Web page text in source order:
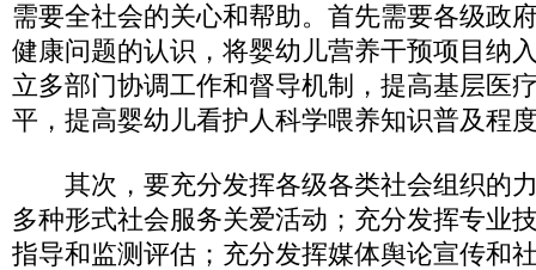
需要全社会的关心和帮助。首先需要各级政
健康问题的认识，将婴幼儿营养干预项目纳
立多部门协调工作和督导机制，提高基层医
平，提高婴幼儿看护人科学喂养知识普及程
其次，要充分发挥各级各类社会组织的
多种形式社会服务关爱活动；充分发挥专业
指导和监测评估；充分发挥媒体舆论宣传和